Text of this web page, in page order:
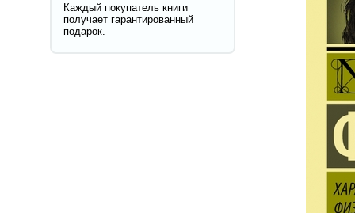
Каждый покупатель книги
получает гарантированный
подарок.